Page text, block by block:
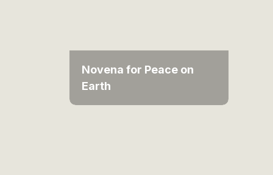
Novena for Peace on
Earth